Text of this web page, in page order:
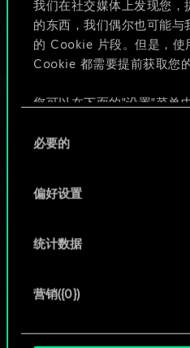
我们在社交媒体上发现您，
的东西，我们偶尔也可能与
的 Cookie 片段。但是，使
Cookie 都需要提前获取您
您可以在下面的"设置"菜单
好。一旦您了解了其中的内
必要的
偏好设置
统计数据
营销({0})
给牌组命名
编辑